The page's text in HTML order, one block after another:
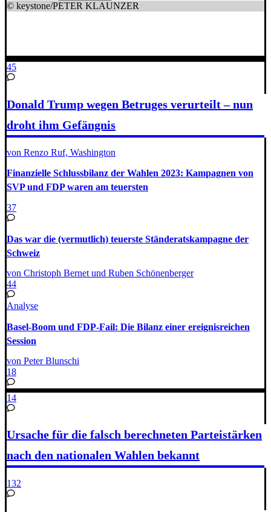
© keystone/PETER KLAUNZER
45
Donald Trump wegen Betruges verurteilt – nun
droht ihm Gefängnis
von Renzo Ruf, Washington
Finanzielle Schlussbilanz der Wahlen 2023: Kampagnen von
SVP und FDP waren am teuersten
37
Das war die (vermutlich) teuerste Ständeratskampagne der
Schweiz
von Christoph Bernet und Ruben Schönenberger
44
Analyse
Basel-Boom und FDP-Fail: Die Bilanz einer ereignisreichen
Session
von Peter Blunschi
18
14
Ursache für die falsch berechneten Parteistärken
nach den nationalen Wahlen bekannt
132